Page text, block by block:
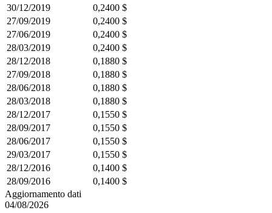
30/12/2019
0,2400 $
27/09/2019
0,2400 $
27/06/2019
0,2400 $
28/03/2019
0,2400 $
28/12/2018
0,1880 $
27/09/2018
0,1880 $
28/06/2018
0,1880 $
28/03/2018
0,1880 $
28/12/2017
0,1550 $
28/09/2017
0,1550 $
28/06/2017
0,1550 $
29/03/2017
0,1550 $
28/12/2016
0,1400 $
28/09/2016
0,1400 $
Aggiornamento dati
04/08/2026